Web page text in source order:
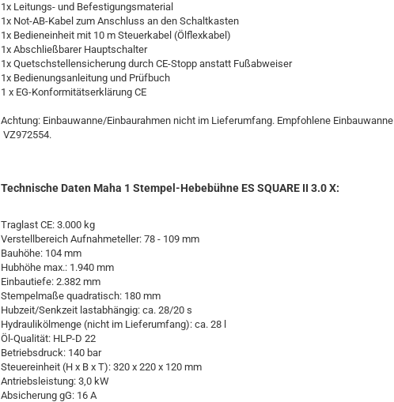
1x Leitungs- und Befestigungsmaterial
1x Not-AB-Kabel zum Anschluss an den Schaltkasten
1x Bedieneinheit mit 10 m Steuerkabel (Ölflexkabel)
1x Abschließbarer Hauptschalter
1x Quetschstellensicherung durch CE-Stopp anstatt Fußabweiser
1x Bedienungsanleitung und Prüfbuch
1 x EG-Konformitätserklärung CE
Achtung: Einbauwanne/Einbaurahmen nicht im Lieferumfang. Empfohlene Einbauwanne
VZ972554.
Technische Daten Maha 1 Stempel-Hebebühne ES SQUARE II 3.0 X:
Traglast CE: 3.000 kg
Verstellbereich Aufnahmeteller: 78 - 109 mm
Bauhöhe: 104 mm
Hubhöhe max.: 1.940 mm
Einbautiefe: 2.382 mm
Stempelmaße quadratisch: 180 mm
Hubzeit/Senkzeit lastabhängig: ca. 28/20 s
Hydraulikölmenge (nicht im Lieferumfang): ca. 28 l
Öl-Qualität: HLP-D 22
Betriebsdruck: 140 bar
Steuereinheit (H x B x T): 320 x 220 x 120 mm
Antriebsleistung: 3,0 kW
Absicherung gG: 16 A